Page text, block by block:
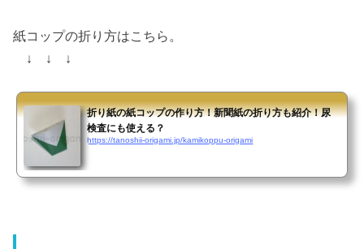
紙コップの折り方はこちら。
↓ ↓ ↓
折り紙の紙コップの作り方！新聞紙の折り方も紹介！尿
検査にも使える？
https://tanoshii-origami.jp/kamikoppu-origami